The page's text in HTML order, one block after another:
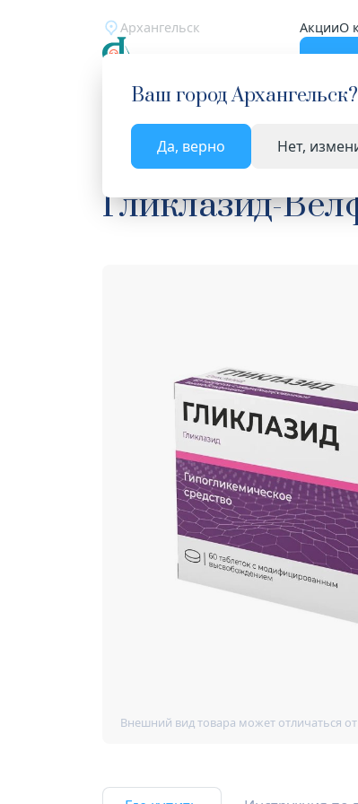
Архангельск АкцииО
Ваш городАрхангельск?
Да, верно Нет,
Главная Каталог Лекарства и БАД
Гликлазид-